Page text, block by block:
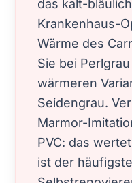
das kalt-
Krankenhaus-
Wärme des
Sie bei
wärmeren
Seidengrau.
Marmor-
PVC: das
ist der